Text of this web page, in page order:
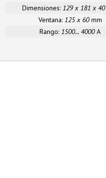
Dimensiones: 129 x 181 x 40
Ventana: 125 x 60 mm
Rango: 1500... 4000A